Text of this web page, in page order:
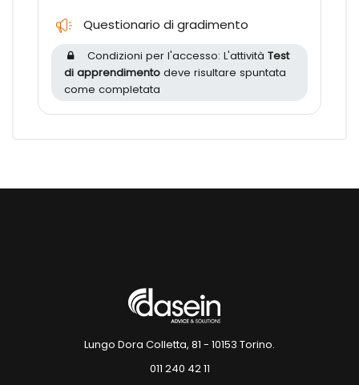
Questionario di gradimento
Condizioni per l'accesso: L'attività Test
di apprendimento deve risultare spuntata
come completata
Blocchi
Lungo Dora Colletta, 81 - 10153 Torino.
011 240 42 11